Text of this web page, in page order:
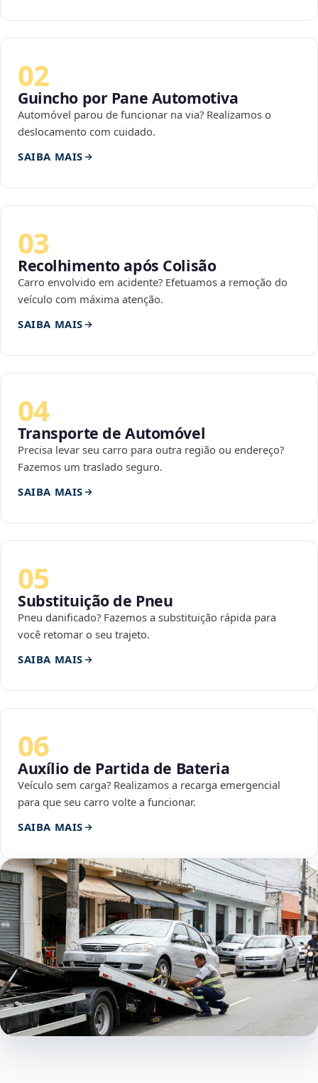
02
Guincho por Pane Automotiva
Automóvel parou de funcionar na via? Realizamos o
deslocamento com cuidado.
SAIBA MAIS
03
Recolhimento após Colisão
Carro envolvido em acidente? Efetuamos a remoção do
veículo com máxima atenção.
SAIBA MAIS
04
Transporte de Automóvel
Precisa levar seu carro para outra região ou endereço?
Fazemos um traslado seguro.
SAIBA MAIS
05
Substituição de Pneu
Pneu danificado? Fazemos a substituição rápida para
você retomar o seu trajeto.
SAIBA MAIS
06
Auxílio de Partida de Bateria
Veículo sem carga? Realizamos a recarga emergencial
para que seu carro volte a funcionar.
SAIBA MAIS